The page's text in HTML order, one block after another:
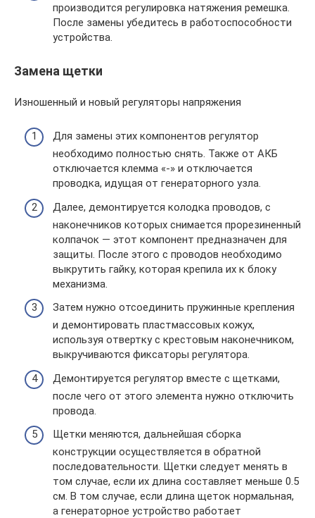
производится регулировка натяжения ремешка.
После замены убедитесь в работоспособности
устройства.
Замена щетки
Изношенный и новый регуляторы напряжения
Для замены этих компонентов регулятор
необходимо полностью снять. Также от АКБ
отключается клемма «-» и отключается
проводка, идущая от генераторного узла.
Далее, демонтируется колодка проводов, с
наконечников которых снимается прорезиненный
колпачок — этот компонент предназначен для
защиты. После этого с проводов необходимо
выкрутить гайку, которая крепила их к блоку
механизма.
Затем нужно отсоединить пружинные крепления
и демонтировать пластмассовых кожух,
используя отвертку с крестовым наконечником,
выкручиваются фиксаторы регулятора.
Демонтируется регулятор вместе с щетками,
после чего от этого элемента нужно отключить
провода.
Щетки меняются, дальнейшая сборка
конструкции осуществляется в обратной
последовательности. Щетки следует менять в
том случае, если их длина составляет меньше 0.5
cм. В том случае, если длина щеток нормальная,
а генераторное устройство работает